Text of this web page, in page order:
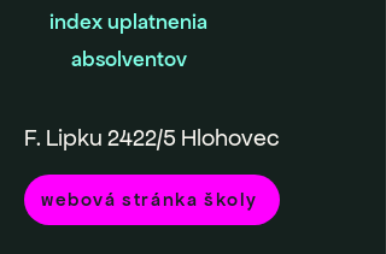
index uplatnenia
absolventov
F. Lipku 2422/5 Hlohovec
webová stránka školy